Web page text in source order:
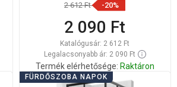
2 612 Ft -20%
2 090 Ft
Katalógusár: 2 612 Ft
Legalacsonyabb ár: 2 090 Ft
Termék elérhetősége: Raktáron
FÜRDŐSZOBA NAPOK